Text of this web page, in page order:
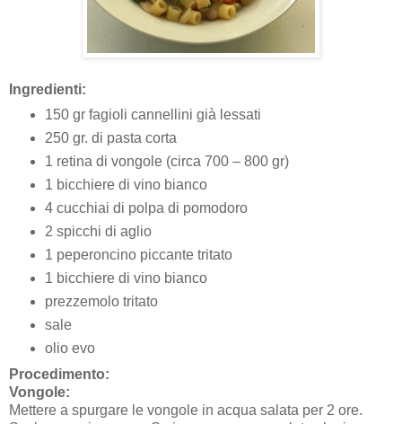
Ingredienti:
150 gr fagioli cannellini già lessati
250 gr. di pasta corta
1 retina di vongole (circa 700 – 800 gr)
1 bicchiere di vino bianco
4 cucchiai di polpa di pomodoro
2 spicchi di aglio
1 peperoncino piccante tritato
1 bicchiere di vino bianco
prezzemolo tritato
sale
olio evo
Procedimento:
Vongole:
Mettere a spurgare le vongole in acqua salata per 2 ore.